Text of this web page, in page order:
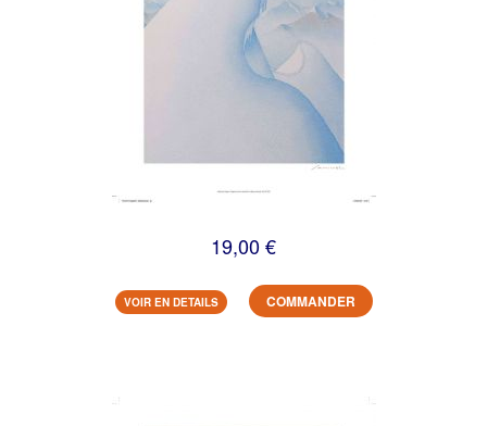
19,00 €
VOIR EN DETAILS COMMANDER